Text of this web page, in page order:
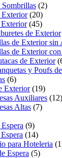
(2)
Exterior(20)
Exterior(45)
de Exterior
de Exterior sin
de Exterior
de Exterior
y Poufs
(6)
Exterior(19)
Auxiliares (12)
Altas (7)
(9)
(14)
para Hoteleria
Espera (5)